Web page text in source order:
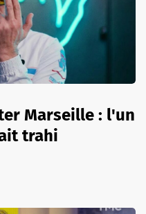
Marseille : l'un
trahi